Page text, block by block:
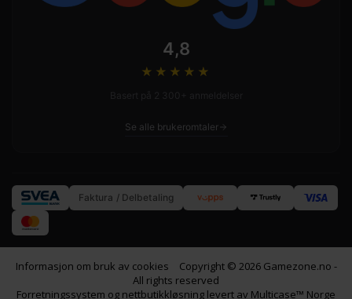
4,8
★★★★ ★
Se alle brukeromtaler
Faktura / Delbetaling
Informasjon om bruk av cookies
Copyright © 2026 Gamezone.no -
All rights reserved
Forretningssystem og nettbutikkløsning levert av Multicase™ Norge